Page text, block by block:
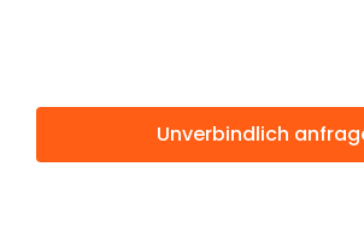
Unverbindlich